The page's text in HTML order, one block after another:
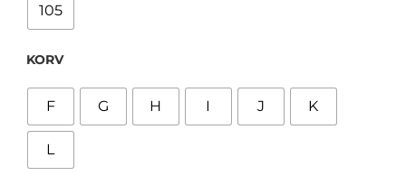
105
KORV
F G H I J K
L